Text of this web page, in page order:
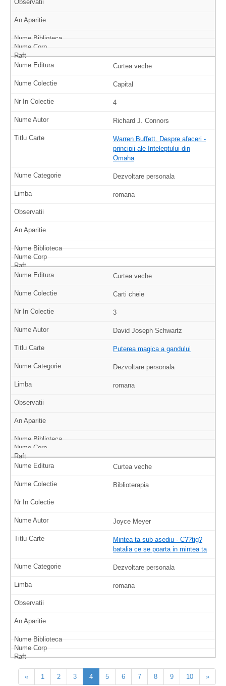
Curtea veche
Capital
4
Richard J. Connors
Warren Buffett. Despre afaceri -
principii ale Inteleptului din
Omaha
Dezvoltare personala
romana
Curtea veche
Carti cheie
3
David Joseph Schwartz
Puterea magica a gandului
Dezvoltare personala
romana
Curtea veche
Biblioterapia
Joyce Meyer
Mintea ta sub asediu - C??tig?
batalia ce se poarta in mintea ta
Dezvoltare personala
romana
« 1 2 3 4 5 6 7 8 9 10 »